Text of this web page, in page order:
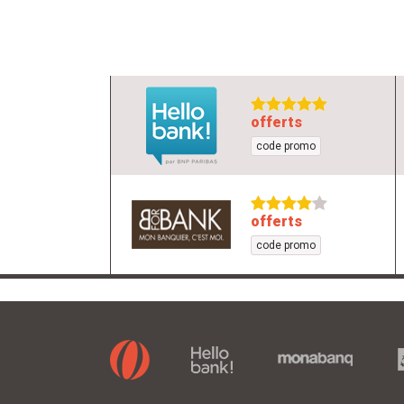
offerts
code promo
offerts
code promo